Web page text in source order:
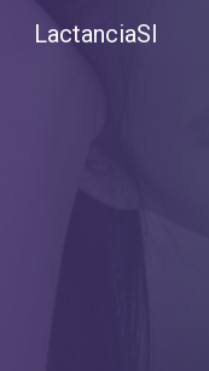
LactanciaSI